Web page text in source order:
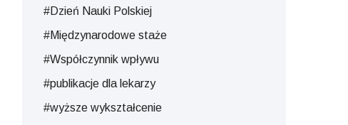
#Dzień Nauki Polskiej
#Międzynarodowe staże
#Współczynnik wpływu
#publikacje dla lekarzy
#wyższe wykształcenie